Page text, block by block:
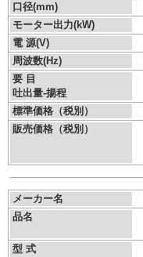
口径(mm)
モーター出力(kW)
電 源(V)
周波数(Hz)
要 目
吐出量-揚程
標準価格（税別）
販売価格（税別）
メーカー名
品名
型 式